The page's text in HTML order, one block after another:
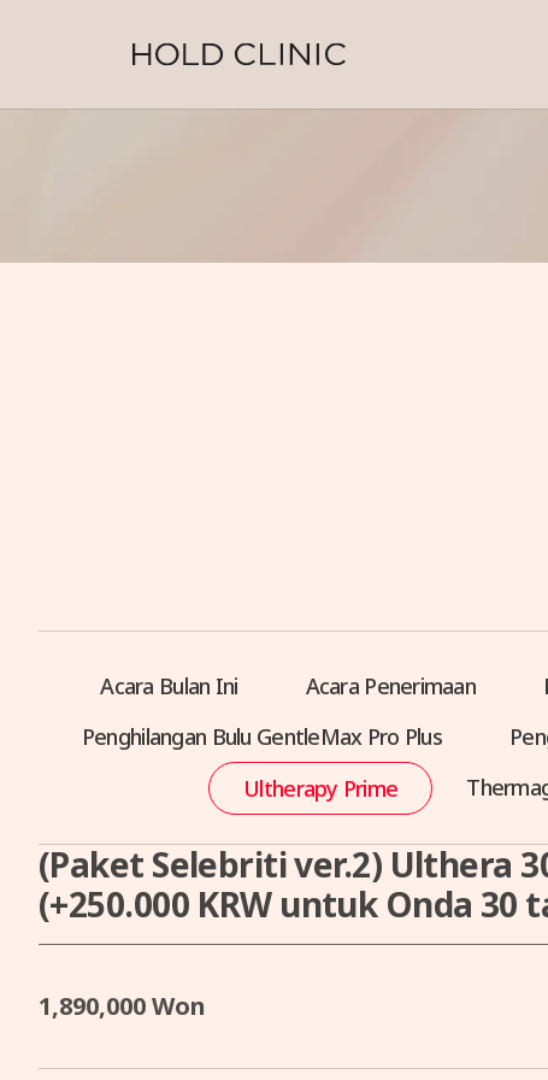
Acara Bulan Ini Acara Penerimaan
Penghilangan Bulu GentleMax Pro Plus
Ultherapy Prime
(Paket Selebriti ver.2) Ulthera
(+250.000 KRW untuk Onda 30
1,890,000 Won